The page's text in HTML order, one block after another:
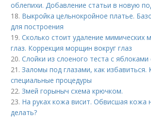
облепихи. Добавление статьи в новую
18. Выкройка цельнокройное платье.
для построения
19.Сколько стоит удаление мимических
глаз. Коррекция морщин вокруг глаз
20.Слойки из слоеного теста с яблоками
21.Заломы под глазами, как избавиться.
специальные процедуры
22.Змей горыныч схема крючком.
23. На руках кожа висит. Обвисшая кожа
делать?